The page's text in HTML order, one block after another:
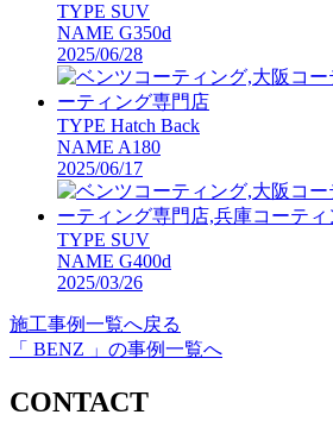
TYPE SUV
NAME G350d
2025/06/28
TYPE Hatch Back
NAME A180
2025/06/17
TYPE SUV
NAME G400d
2025/03/26
施工事例一覧へ戻る
「 BENZ 」の事例一覧へ
CONTACT